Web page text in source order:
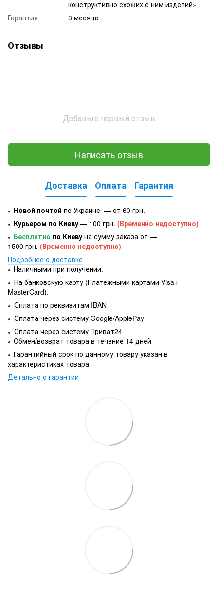
конструктивно схожих с ним изделий»
Гарантия
3 месяца
Отзывы
Добавьте первый отзыв
Написать отзыв
Доставка Оплата Гарантия
● Новой почтой по Украине — от 60 грн.
● Курьером по Киеву — 100 грн. (Временно недоступно)
● Бесплатно по Киеву на сумму заказа от —
1500 грн. (Временно недоступно)
Подробнее о доставке
● Наличными при получении.
● На банковскую карту (Платежными картами Visa і
MasterCard).
● Оплата по реквизитам IBAN
● Оплата через систему Google/ApplePay
● Оплата через систему Приват24
● Обмен/возврат товара в течение 14 дней
● Гарантийный срок по данному товару указан в
характеристиках товара
Детально о гарантии